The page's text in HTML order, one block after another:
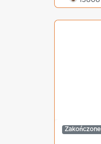
Zakończone